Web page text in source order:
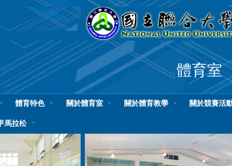
體育室
體育特色 關於體育室 關於體育教學 關於競賽活
馬拉松